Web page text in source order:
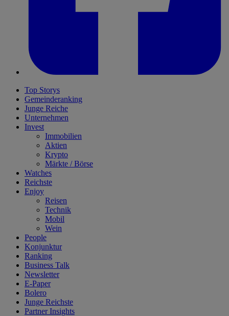
Top Storys
Gemeinderanking
Junge Reiche
Unternehmen
Invest
Immobilien
Aktien
Krypto
Märkte / Börse
Watches
Reichste
Enjoy
Reisen
Technik
Mobil
Wein
People
Konjunktur
Ranking
Business Talk
Newsletter
E-Paper
Bolero
Junge Reichste
Partner Insights